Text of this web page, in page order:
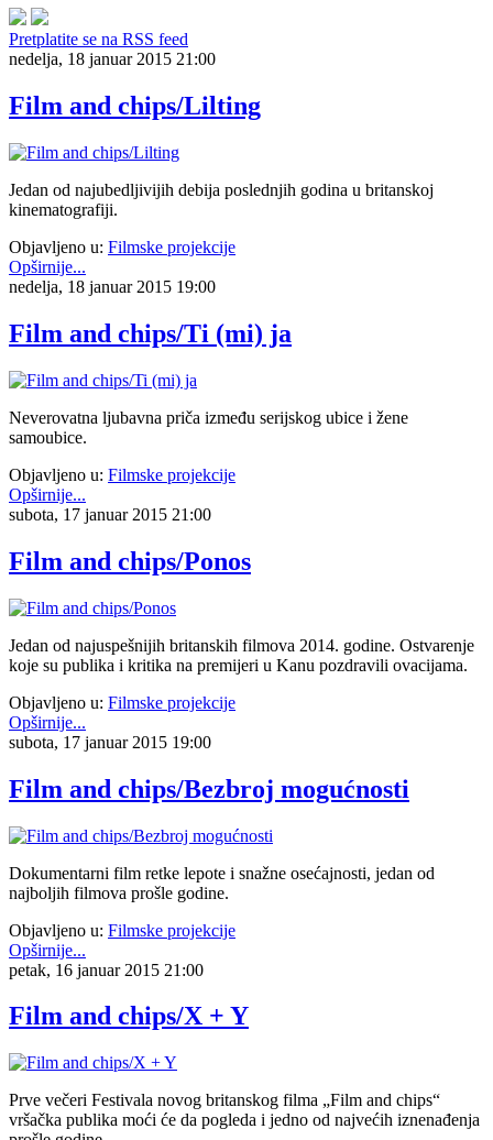
Pretplatite se na RSS feed
nedelja, 18 januar 2015 21:00
Film and chips/Lilting
Jedan od najubedljivijih debija poslednjih godina u britanskoj
kinematografiji.
Objavljeno u: Filmske projekcije
Opširnije...
nedelja, 18 januar 2015 19:00
Film and chips/Ti (mi) ja
Neverovatna ljubavna priča između serijskog ubice i žene
samoubice.
Objavljeno u: Filmske projekcije
Opširnije...
subota, 17 januar 2015 21:00
Film and chips/Ponos
Jedan od najuspešnijih britanskih filmova 2014. godine. Ostvarenje
koje su publika i kritika na premijeri u Kanu pozdravili ovacijama.
Objavljeno u: Filmske projekcije
Opširnije...
subota, 17 januar 2015 19:00
Film and chips/Bezbroj mogućnosti
Dokumentarni film retke lepote i snažne osećajnosti, jedan od
najboljih filmova prošle godine.
Objavljeno u: Filmske projekcije
Opširnije...
petak, 16 januar 2015 21:00
Film and chips/X + Y
Prve večeri Festivala novog britanskog filma „Film and chips“
vršačka publika moći će da pogleda i jedno od najvećih iznenađenja